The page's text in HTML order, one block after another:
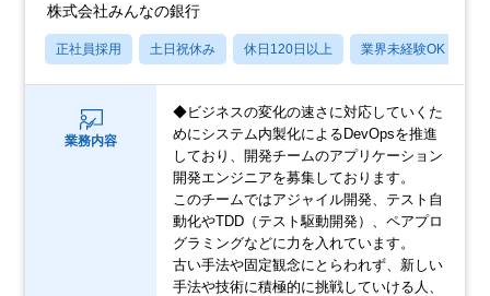
株式会社みんなの銀行
正社員採用 土日祝休み 休日120日以上 業界未経験OK
業務内容
◆ビジネスの変化の速さに対応していくた
めにシステム内製化によるDevOpsを推進
しており、開発チームのアプリケーション
開発エンジニアを募集しております。
このチームではアジャイル開発、テスト自
動化やTDD（テスト駆動開発）、ペアプロ
グラミングなどに力を入れています。
古い手法や固定観念にとらわれず、新しい
手法や技術に積極的に挑戦していける人、